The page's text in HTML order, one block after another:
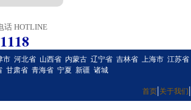
话 HOTLINE
市 河北省 山西省 内蒙古 辽宁省 吉林省 上海市 江苏省
甘肃省 青海省 宁夏 新疆 诸城
首页|关于我们|